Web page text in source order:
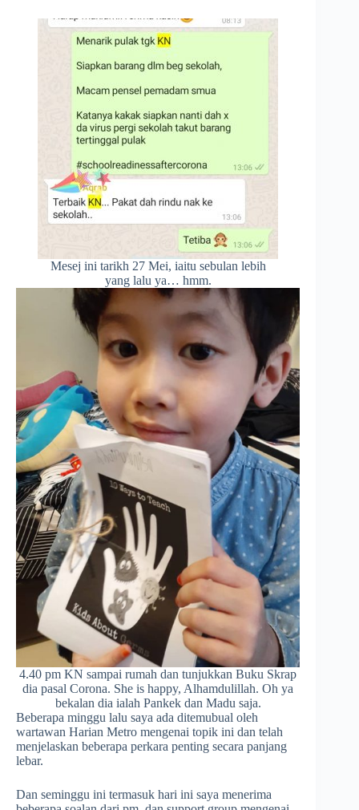
Mesej ini tarikh 27 Mei, iaitu sebulan lebih
yang lalu ya… hmm.
4.40 pm KN sampai rumah dan tunjukkan Buku Skrap
dia pasal Corona. She is happy, Alhamdulillah. Oh ya
bekalan dia ialah Pankek dan Madu saja.
Beberapa minggu lalu saya ada ditemubual oleh
wartawan Harian Metro mengenai topik ini dan telah
menjelaskan beberapa perkara penting secara panjang
lebar.
Dan seminggu ini termasuk hari ini saya menerima